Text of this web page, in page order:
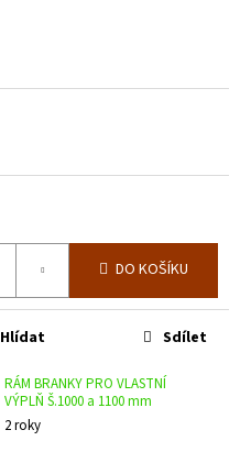
DO KOŠÍKU
RÁM BRANKY PRO VLASTNÍ
VÝPLŇ Š.1000 a 1100 mm
2 roky
Hlídat Sdílet